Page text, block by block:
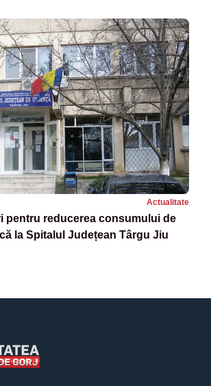
Actualitate
pentru reducerea consumului de
la Spitalul Județean Târgu Jiu